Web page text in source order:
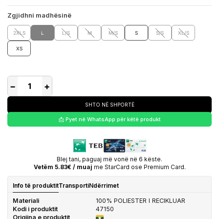
Zgjidhni madhësinë
2XLS L L/S M M/S S S/S XL/S
XS
− +
SHTO NË SHPORTË
📩 Pyet në WhatsApp për këtë produkt
Blej tani, paguaj më vonë në 6 këste.
Vetëm 5.83€ / muaj me StarCard ose Premium Card.
Info të produktitTransportiNdërrimet
Materiali
100% POLIESTER I RECIKLUAR
Kodi i produktit
47150
Origjina e produktit